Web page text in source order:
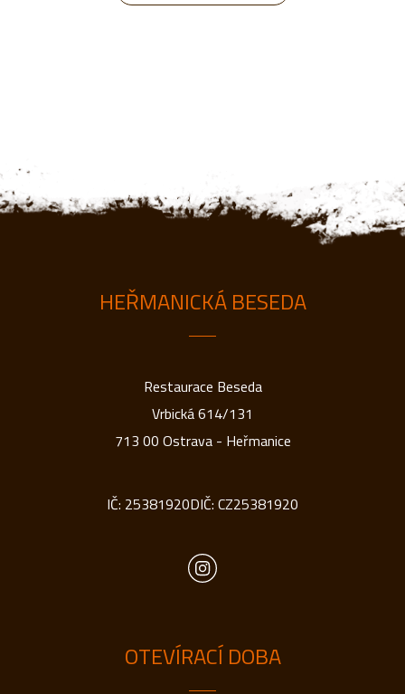
HEŘMANICKÁ BESEDA
Restaurace Beseda
Vrbická 614/131
713 00 Ostrava - Heřmanice
IČ: 25381920DIČ: CZ25381920
OTEVÍRACÍ DOBA